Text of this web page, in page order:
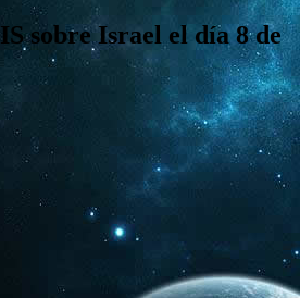
sobre Israel el día 8 de